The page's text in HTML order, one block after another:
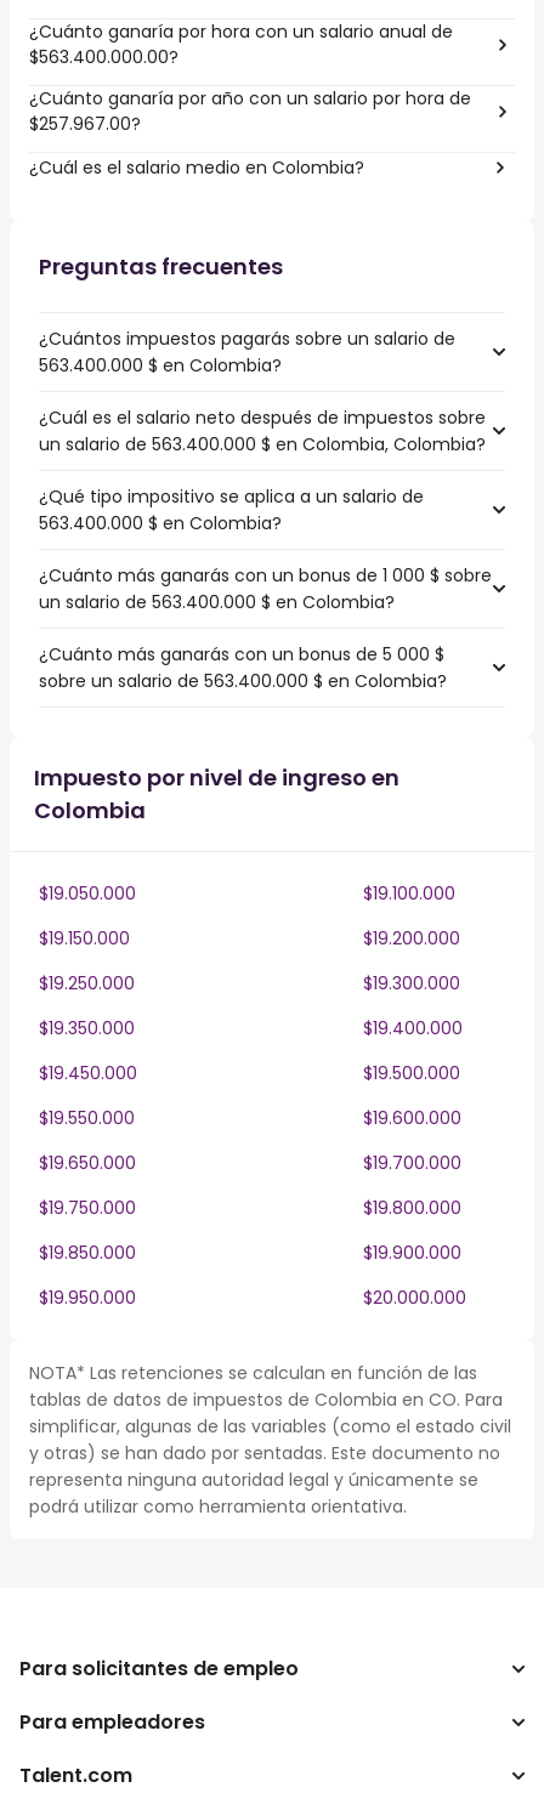
¿Cuánto ganaría por hora con un salario anual de
$563.400.000.00?
¿Cuánto ganaría por año con un salario por hora de
$257.967.00?
¿Cuál es el salario medio en Colombia?
Preguntas frecuentes
¿Cuántos impuestos pagarás sobre un salario de
563.400.000 $ en Colombia?
¿Cuál es el salario neto después de impuestos sobre
un salario de 563.400.000 $ en Colombia, Colombia?
¿Qué tipo impositivo se aplica a un salario de
563.400.000 $ en Colombia?
¿Cuánto más ganarás con un bonus de 1 000 $ sobre
un salario de 563.400.000 $ en Colombia?
¿Cuánto más ganarás con un bonus de 5 000 $
sobre un salario de 563.400.000 $ en Colombia?
Impuesto por nivel de ingreso en
Colombia
$19.050.000
$19.100.000
$19.150.000
$19.200.000
$19.250.000
$19.300.000
$19.350.000
$19.400.000
$19.450.000
$19.500.000
$19.550.000
$19.600.000
$19.650.000
$19.700.000
$19.750.000
$19.800.000
$19.850.000
$19.900.000
$19.950.000
$20.000.000
NOTA* Las retenciones se calculan en función de las
tablas de datos de impuestos de Colombia en CO. Para
simplificar, algunas de las variables (como el estado civil
y otras) se han dado por sentadas. Este documento no
representa ninguna autoridad legal y únicamente se
podrá utilizar como herramienta orientativa.
Para solicitantes de empleo
Buscador de trabajo
Para empleadores
Empresa
Talent.com